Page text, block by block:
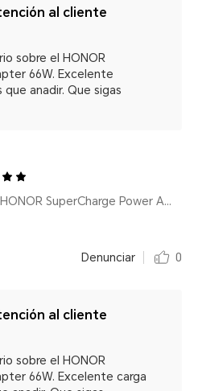
al cliente
sobre el HONOR
66W. Excelente
anadir. Que sigas
Por HONOR SuperCharge Power Adapter (Max 66W) White
Denunciar 0
al cliente
sobre el HONOR
66W. Excelente carga